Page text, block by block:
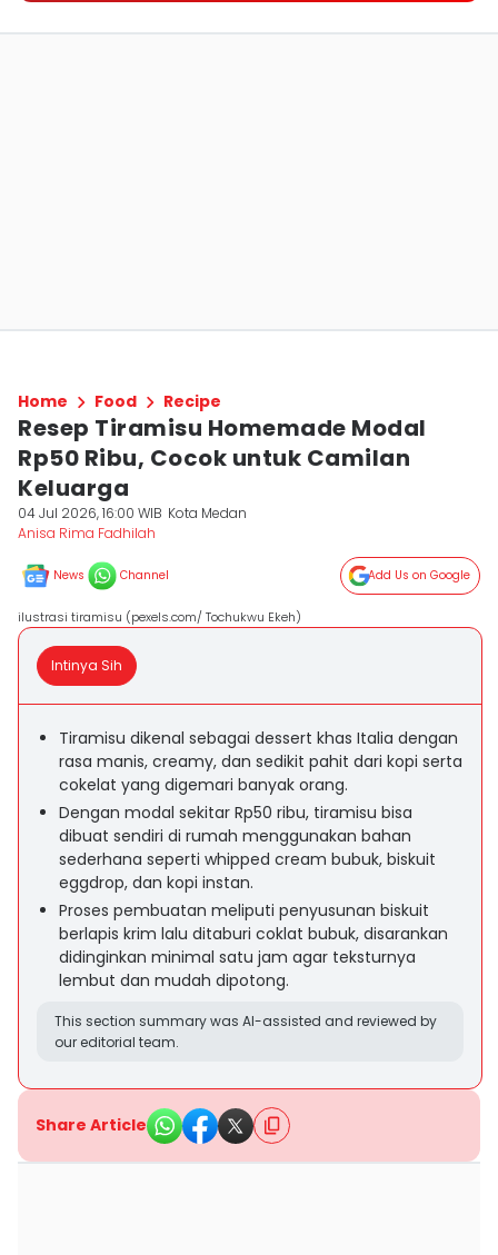
Home Food Recipe
Resep Tiramisu Homemade Modal
Rp50 Ribu, Cocok untuk Camilan
Keluarga
04 Jul 2026, 16:00 WIB Kota Medan
Anisa Rima Fadhilah
News Channel Add Us on Google
ilustrasi tiramisu (pexels.com/ Tochukwu Ekeh)
Intinya Sih
Tiramisu dikenal sebagai dessert khas Italia dengan
rasa manis, creamy, dan sedikit pahit dari kopi serta
cokelat yang digemari banyak orang.
Dengan modal sekitar Rp50 ribu, tiramisu bisa
dibuat sendiri di rumah menggunakan bahan
sederhana seperti whipped cream bubuk, biskuit
eggdrop, dan kopi instan.
Proses pembuatan meliputi penyusunan biskuit
berlapis krim lalu ditaburi coklat bubuk, disarankan
didinginkan minimal satu jam agar teksturnya
lembut dan mudah dipotong.
This section summary was AI-assisted and reviewed by
our editorial team.
Share Article